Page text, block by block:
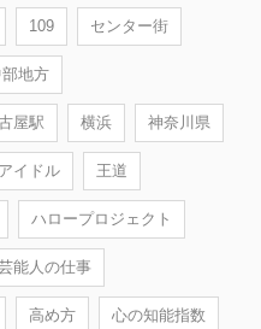
109 センター街
地方
屋駅 横浜 神奈川県
イドル 王道
ハロープロジェクト
能人の仕事
高め方 心の知能指数